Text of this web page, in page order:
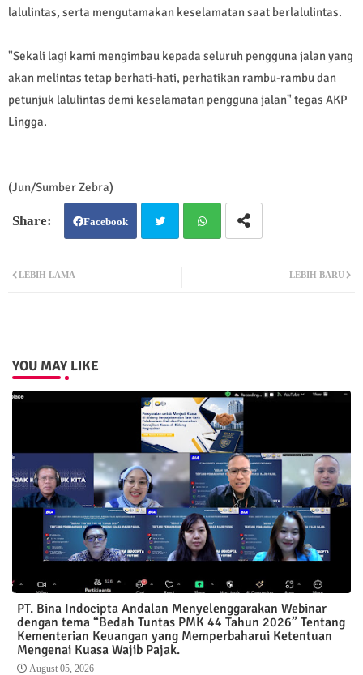
lalulintas, serta mengutamakan keselamatan saat berlalulintas.
"Sekali lagi kami mengimbau kepada seluruh pengguna jalan yang
akan melintas tetap berhati-hati, perhatikan rambu-rambu dan
petunjuk lalulintas demi keselamatan pengguna jalan" tegas AKP
Lingga.
(Jun/Sumber Zebra)
Facebook
LEBIH BARU
LEBIH LAMA
YOU MAY LIKE
PT. Bina Indocipta Andalan Menyelenggarakan Webinar
dengan tema “Bedah Tuntas PMK 44 Tahun 2026” Tentang
Kementerian Keuangan yang Memperbaharui Ketentuan
Mengenai Kuasa Wajib Pajak.
August 05, 2026